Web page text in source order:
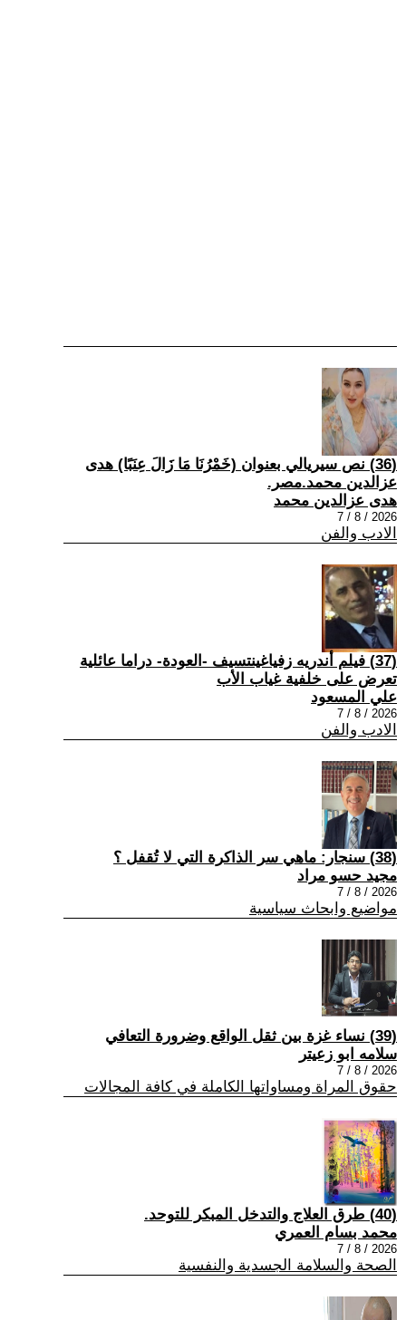
(36) نص سيريالي بعنوان (خَمْرُنَا مَا زَالَ عِنَبًا) هدى
عزالدين محمد.مصر.
هدى عزالدين محمد
2026 / 8 / 7
الادب والفن
(37) فيلم أندريه زفياغينتسيف -العودة- دراما عائلية
تعرض على خلفية غياب الأب
علي المسعود
2026 / 8 / 7
الادب والفن
(38) سنجار: ماهي سر الذاكرة التي لا تُقفل ؟
مجيد حسو مراد
2026 / 8 / 7
مواضيع وابحاث سياسية
(39) نساء غزة بين ثقل الواقع وضرورة التعافي
سلامه ابو زعيتر
2026 / 8 / 7
حقوق المراة ومساواتها الكاملة في كافة المجالات
(40) طرق العلاج والتدخل المبكر للتوحد.
محمد بسام العمري
2026 / 8 / 7
الصحة والسلامة الجسدية والنفسية